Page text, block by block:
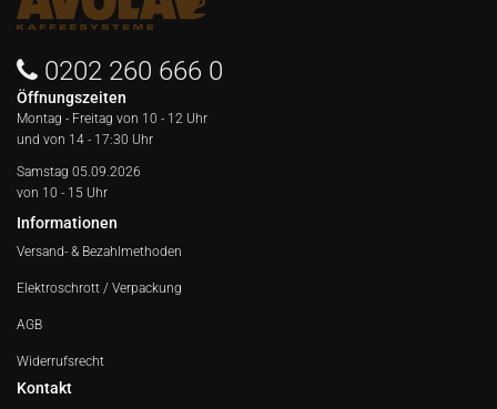
0202 260 666 0
Öffnungszeiten
Montag - Freitag von 10 - 12 Uhr
und von 14 - 17:30 Uhr
Samstag 05.09.2026
von 10 - 15 Uhr
Informationen
Versand- & Bezahlmethoden
Elektroschrott / Verpackung
AGB
Widerrufsrecht
Kontakt